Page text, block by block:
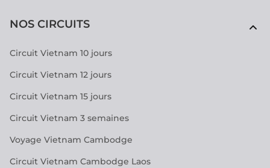
NOS CIRCUITS
Circuit Vietnam 10 jours
Circuit Vietnam 12 jours
Circuit Vietnam 15 jours
Circuit Vietnam 3 semaines
Voyage Vietnam Cambodge
Circuit Vietnam Cambodge Laos